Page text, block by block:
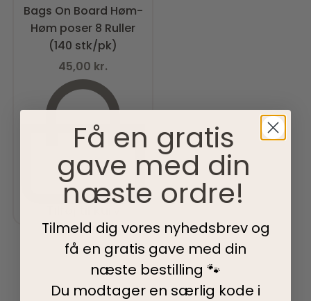
Bags On Board Høm-
Høm poser 8 Ruller
(140 stk/pk)
45,00 kr.
Få en gratis
gave med din
næste ordre!
Tilmeld dig vores nyhedsbrev og
få en gratis gave med din
næste bestilling 🐾
Du modtager en særlig kode i